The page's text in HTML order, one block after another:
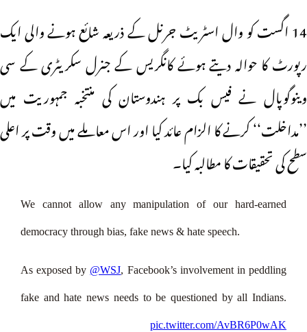
14 اگست کو وال اسٹریٹ جرنل کے ذریعہ شائع ہونے والی ایک
رپورٹ کا حوالہ دیتے ہوئے کانگریس کے جنرل سکریٹری کے سی
وینوگوپال نے فیس بک پر ہندوستان کی منتخبہ جمہوریت میں
’’مداخلت‘‘ کرنے کا الزام عائد کیا اور اس معاملے میں وقت پر اعلی
سطح کی تحقیقات کا مطالبہ کیا۔
We cannot allow any manipulation of our hard-earned
democracy through bias, fake news & hate speech.
As exposed by @WSJ, Facebook’s involvement in peddling
fake and hate news needs to be questioned by all Indians.
pic.twitter.com/AvBR6P0wAK